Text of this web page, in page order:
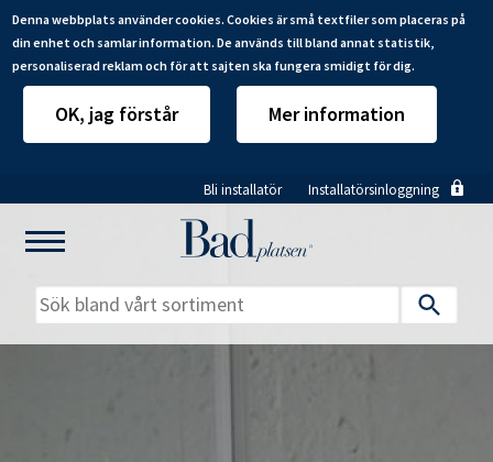
Denna webbplats använder cookies. Cookies är små textfiler som placeras på
din enhet och samlar information. De används till bland annat statistik,
personaliserad reklam och för att sajten ska fungera smidigt för dig.
OK, jag förstår Mer information
till
huvudinnehåll
Bli installatör Installatörsinloggning